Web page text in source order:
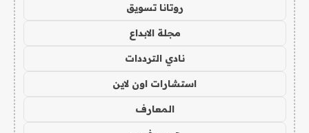
روتانا تسويق
مجلة الابداع
نادي الترددات
استشارات اون لاين
المعارف